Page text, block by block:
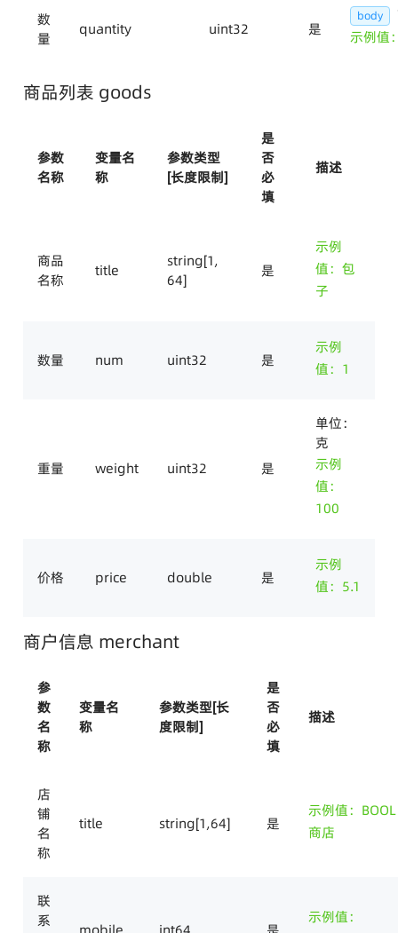
数
量
quantity uint32 是
body
示例值
商品列表 goods
参数
名称
变量名
称
参数类型
[长度限制]
是
否
必
填
描述
商品
名称
title
string[1,
64]
是
示例
值：包
子
数量 num uint32 是
示例
值：1
重量 weight uint32 是
单位：
克
示例
值：
100
价格 price double 是
示例
值：5.1
商户信息 merchant
参
数
名
称
变量名
称
参数类型[长
度限制]
是
否
必
填
描述
店
铺
名
称
title string[1,64] 是
示例值：BOOL
商店
联
系
示例值：